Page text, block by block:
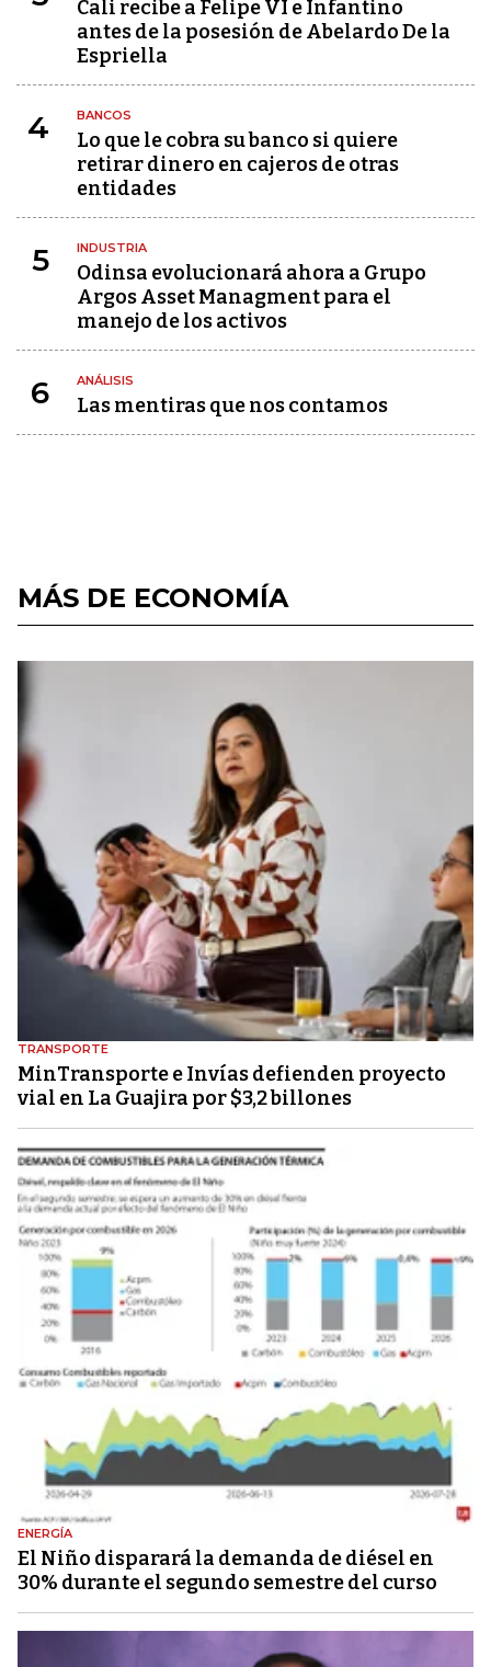
Cali recibe a Felipe VI e Infantino
antes de la posesión de Abelardo De la
Espriella
4 BANCOS
Lo que le cobra su banco si quiere
retirar dinero en cajeros de otras
entidades
5 INDUSTRIA
Odinsa evolucionará ahora a Grupo
Argos Asset Managment para el
manejo de los activos
6 ANÁLISIS
Las mentiras que nos contamos
MÁS DE ECONOMÍA
TRANSPORTE
MinTransporte e Invías defienden proyecto
vial en La Guajira por $3,2 billones
ENERGÍA
El Niño disparará la demanda de diésel en
30% durante el segundo semestre del curso